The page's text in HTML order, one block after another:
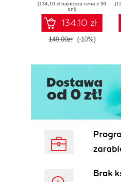
threat response -
Fourth Edition
(134,10 zł najniższa cena z 30
dni)
134.10 zł
149.00zł (-10%)
Brak